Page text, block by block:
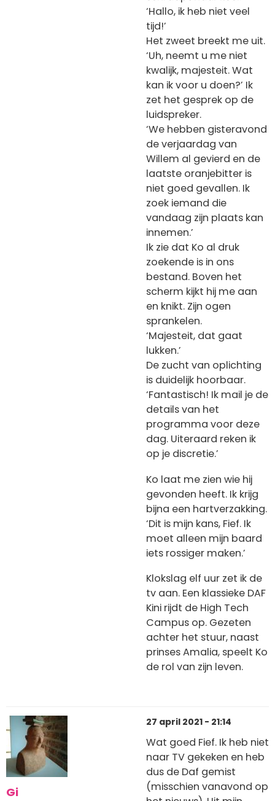
‘Hallo, ik heb niet veel
tijd!’
Het zweet breekt me uit.
‘Uh, neemt u me niet
kwalijk, majesteit. Wat
kan ik voor u doen?’ Ik
zet het gesprek op de
luidspreker.
‘We hebben gisteravond
de verjaardag van
Willem al gevierd en de
laatste oranjebitter is
niet goed gevallen. Ik
zoek iemand die
vandaag zijn plaats kan
innemen.’
Ik zie dat Ko al druk
zoekende is in ons
bestand. Boven het
scherm kijkt hij me aan
en knikt. Zijn ogen
sprankelen.
‘Majesteit, dat gaat
lukken.’
De zucht van oplichting
is duidelijk hoorbaar.
‘Fantastisch! Ik mail je de
details van het
programma voor deze
dag. Uiteraard reken ik
op je discretie.’
Ko laat me zien wie hij
gevonden heeft. Ik krijg
bijna een hartverzakking.
‘Dit is mijn kans, Fief. Ik
moet alleen mijn baard
iets rossiger maken.’
Klokslag elf uur zet ik de
tv aan. Een klassieke DAF
Kini rijdt de High Tech
Campus op. Gezeten
achter het stuur, naast
prinses Amalia, speelt Ko
de rol van zijn leven.
Gi
27 april 2021 - 21:14
Wat goed Fief. Ik heb niet
naar TV gekeken en heb
dus de Daf gemist
(misschien vanavond op